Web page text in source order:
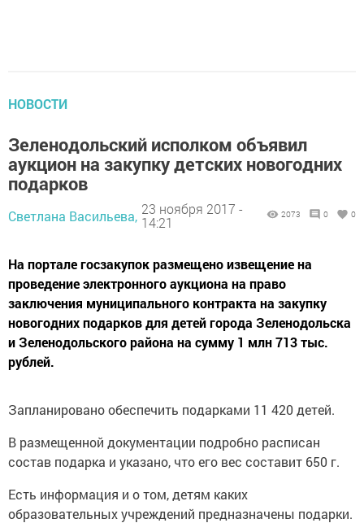
НОВОСТИ
Зеленодольский исполком объявил
аукцион на закупку детских новогодних
подарков
Светлана Васильева, 23 ноября 2017 -
14:21
2073 0 0
На портале госзакупок размещено извещение на
проведение электронного аукциона на право
заключения муниципального контракта на закупку
новогодних подарков для детей города Зеленодольска
и Зеленодольского района на сумму 1 млн 713 тыс.
рублей.
Запланировано обеспечить подарками 11 420 детей.
В размещенной документации подробно расписан
состав подарка и указано, что его вес составит 650 г.
Есть информация и о том, детям каких
образовательных учреждений предназначены подарки.